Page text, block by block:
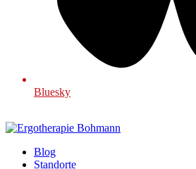
Bluesky
Blog
Standorte